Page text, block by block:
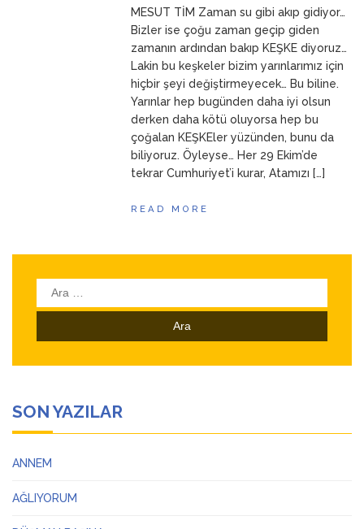
ANNEMMESUT TİM Zaman su gibi akıp gidiyor…
Bizler ise çoğu zaman geçip giden
zamanın ardından bakıp KEŞKE diyoruz…
Lakin bu keşkeler bizim yarınlarımız için
hiçbir şeyi değiştirmeyecek… Bu biline.
Yarınlar hep bugünden daha iyi olsun
derken daha kötü oluyorsa hep bu
çoğalan KEŞKEler yüzünden, bunu da
biliyoruz. Öyleyse… Her 29 Ekim’de
tekrar Cumhuriyet’i kurar, Atamızı […]
READ MORE
Arama:
SON YAZILAR
ANNEM
AĞLIYORUM